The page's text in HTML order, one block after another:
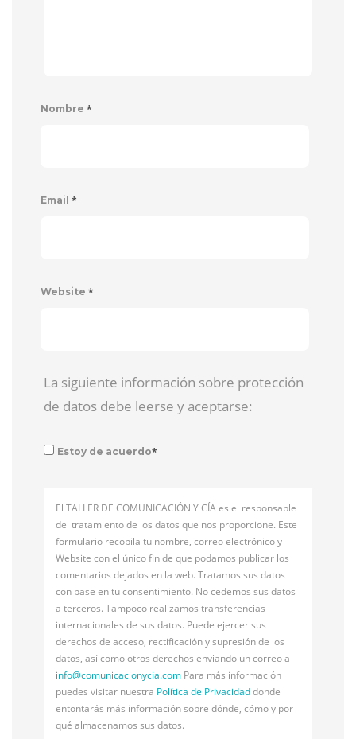
Nombre *
Email *
Website *
La siguiente información sobre protección
de datos debe leerse y aceptarse:
Estoy de acuerdo*
El TALLER DE COMUNICACIÓN Y CÍA es el responsable
del tratamiento de los datos que nos proporcione. Este
formulario recopila tu nombre, correo electrónico y
Website con el único fin de que podamos publicar los
comentarios dejados en la web. Tratamos sus datos
con base en tu consentimiento. No cedemos sus datos
a terceros. Tampoco realizamos transferencias
internacionales de sus datos. Puede ejercer sus
derechos de acceso, rectificación y supresión de los
datos, así como otros derechos enviando un correo a
info@comunicacionycia.com Para más información
puedes visitar nuestra Política de Privacidaddonde
entontarás más información sobre dónde, cómo y por
qué almacenamos sus datos.